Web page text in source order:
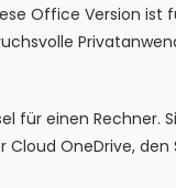
Office Version ist
für einen Rechner.
OneDrive, den